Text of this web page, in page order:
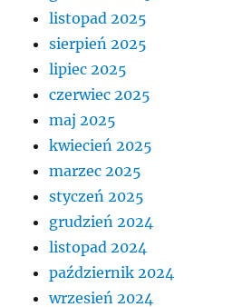
listopad 2025
sierpień 2025
lipiec 2025
czerwiec 2025
maj 2025
kwiecień 2025
marzec 2025
styczeń 2025
grudzień 2024
listopad 2024
październik 2024
wrzesień 2024